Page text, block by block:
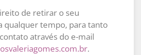
de retirar o seu
qualquer tempo, para tanto
através do e-mail
.